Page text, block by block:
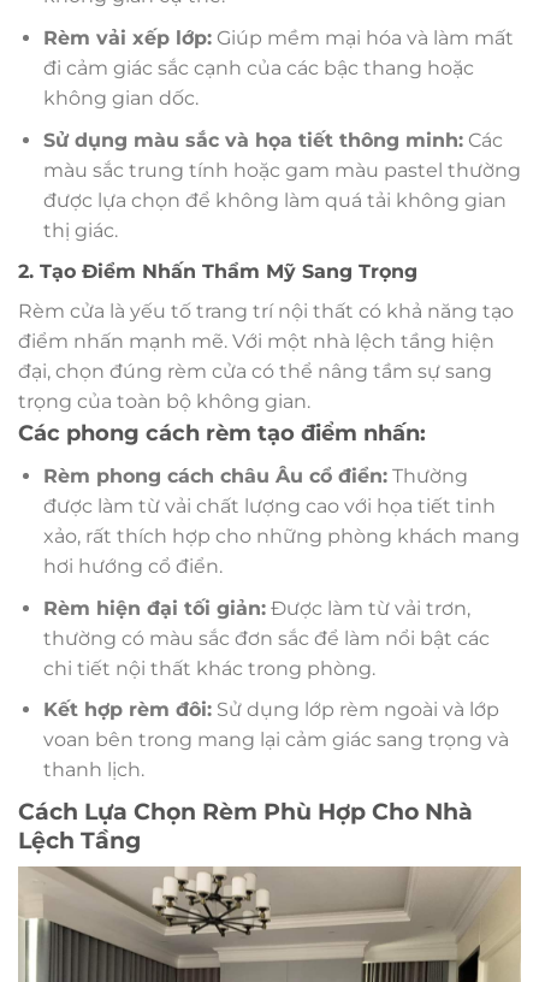
Rèm vải xếp lớp:Giúp mềm mại hóa và làm mất
đi cảm giác sắc cạnh của các bậc thang hoặc
không gian dốc.
Sử dụng màu sắc và họa tiết thông minh:Các
màu sắc trung tính hoặc gam màu pastel thường
được lựa chọn để không làm quá tải không gian
thị giác.
2. Tạo Điểm Nhấn Thẩm Mỹ Sang Trọng
Rèm cửa là yếu tố trang trí nội thất có khả năng tạo
điểm nhấn mạnh mẽ. Với một nhà lệch tầng hiện
đại, chọn đúng rèm cửa có thể nâng tầm sự sang
trọng của toàn bộ không gian.
Các phong cách rèm tạo điểm nhấn:
Rèm phong cách châu Âu cổ điển:Thường
được làm từ vải chất lượng cao với họa tiết tinh
xảo, rất thích hợp cho những phòng khách mang
hơi hướng cổ điển.
Rèm hiện đại tối giản:Được làm từ vải trơn,
thường có màu sắc đơn sắc để làm nổi bật các
chi tiết nội thất khác trong phòng.
Kết hợp rèm đôi:Sử dụng lớp rèm ngoài và lớp
voan bên trong mang lại cảm giác sang trọng và
thanh lịch.
Cách Lựa Chọn Rèm Phù Hợp Cho Nhà
Lệch Tầng